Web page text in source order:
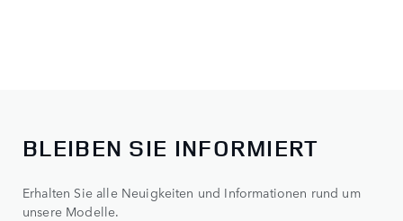
BLEIBEN SIE INFORMIERT
Erhalten Sie alle Neuigkeiten und Informationen rund um
unsere Modelle.